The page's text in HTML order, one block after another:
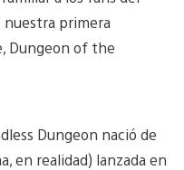
nuestra primera
Dungeon of the
Dungeon nació de
en realidad) lanzada en